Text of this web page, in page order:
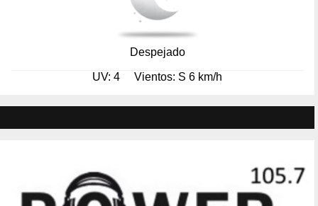
Despejado
UV: 4 Vientos: S 6 km/h